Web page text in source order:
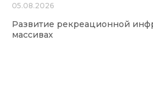
05.08.2026
Развитие рекреационной
массивах